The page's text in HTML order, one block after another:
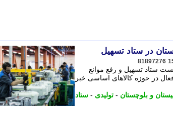
81897276
ستاد تسهیل و رفع موانع
فعال در حوزه کالاهای اساسی خبر
و بلوچستان - تولیدی - ستاد